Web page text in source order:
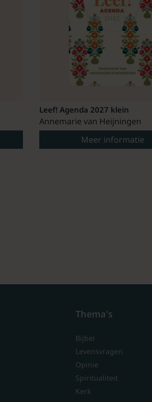
Leef! Agenda 2027 klein
Annemarie van Heijningen
Meer informatie
Thema's
Bijbel
Levensvragen
Opinie
Spiritualiteit
Kerk